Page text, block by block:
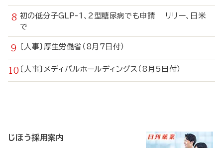
初の低分子GLP-1、2型糖尿病でも申請 リリー、日米
で
〔人事〕厚生労働省（8月7日付）
〔人事〕メディパルホールディングス（8月5日付）
じほう採用案内